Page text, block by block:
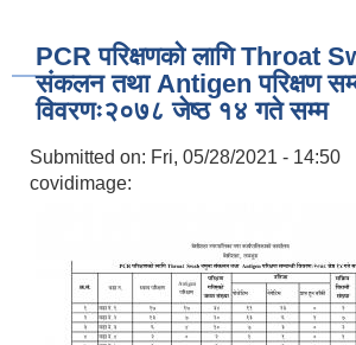
PCR परिक्षणको लागि Throat
संकलन तथा Antigen परिक्षण
विवरणः२०७८ जेष्ठ १४ गते सम्म
Submitted on: Fri, 05/28/2021 - 14:50
covidimage: